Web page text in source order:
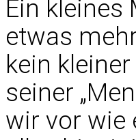
Ein
etwas
kein
seiner
wir vor wie